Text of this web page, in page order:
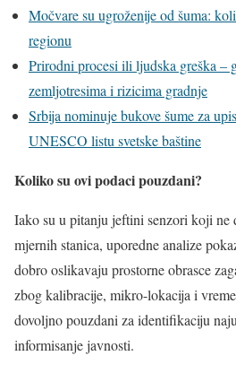
Močvare su ugroženije od šuma:
regionu
Prirodni procesi ili ljudska greška –
zemljotresima i rizicima gradnje
Srbija nominuje bukove šume za
UNESCO listu svetske baštine
Koliko su ovi podaci pouzdani?
Iako su u pitanju jeftini senzori koji ne
mjernih stanica, uporedne analize
dobro oslikavaju prostorne obrasce
zbog kalibracije, mikro-lokacija i
dovoljno pouzdani za identifikaciju
informisanje javnosti.